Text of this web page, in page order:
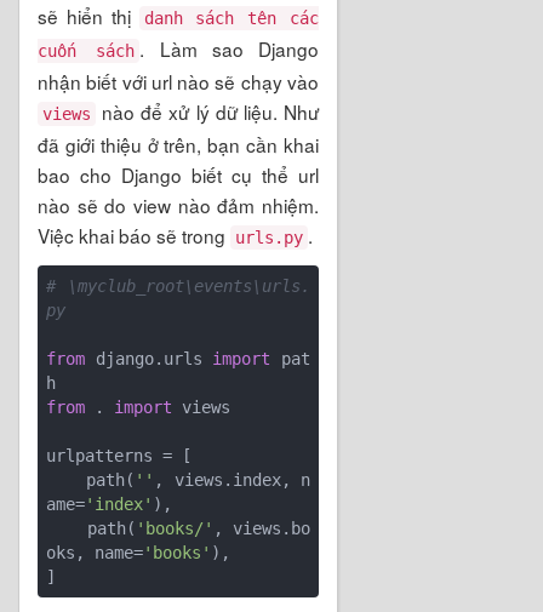
sẽ hiển thị
danh sách tên các
cuốn sách . Làm sao Django
nhận biết với url nào sẽ chạy vào
views
nào để xử lý dữ liệu. Như
đã giới thiệu ở trên, bạn cần khai
bao cho Django biết cụ thể url
nào sẽ do view nào đảm nhiệm.
Việc khai báo sẽ trong
urls.py .
# \myclub_root\events\urls.
py
from django.urls import pat
from . import views
urlpatterns = [
    path(
'' , views.index, n
ame='index' ),
    path(
'books/' , views.bo
oks, name='books' ),